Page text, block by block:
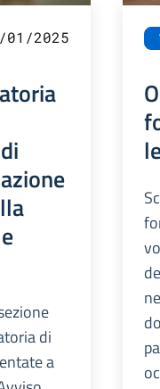
01/2025
di
a